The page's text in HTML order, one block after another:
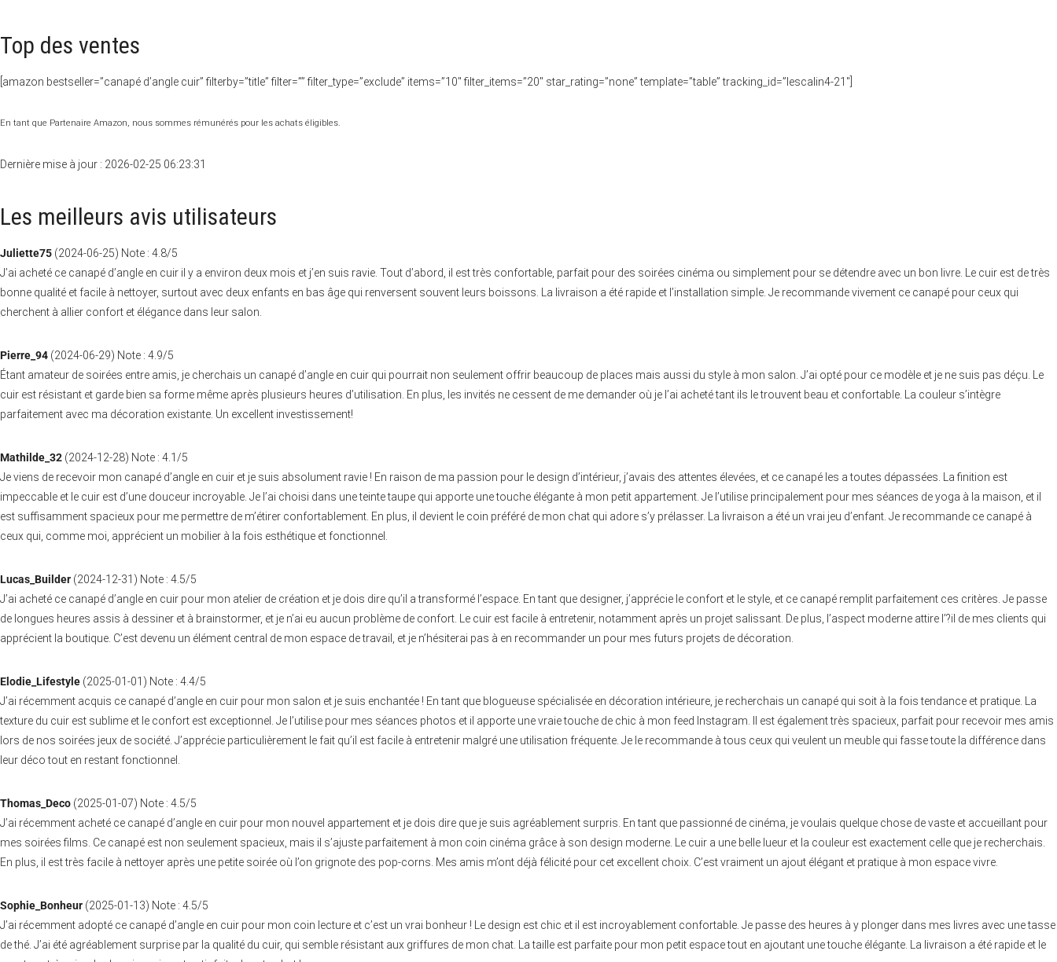
Top des ventes
[amazon bestseller=”canapé d’angle cuir” filterby=”title” filter=”” filter_type=”exclude” items=”10″ filter_items=”20″ star_rating=”none” template=”table” tracking_id=”lescalin4-21″]
En tant que Partenaire Amazon, nous sommes rémunérés pour les achats éligibles.
Dernière mise à jour : 2026-02-25 06:23:31
Les meilleurs avis utilisateurs
Juliette75 (2024-06-25) Note : 4.8/5
J’ai acheté ce canapé d’angle en cuir il y a environ deux mois et j’en suis ravie. Tout d’abord, il est très confortable, parfait pour des soirées cinéma ou simplement pour se détendre avec un bon livre. Le cuir est de très
bonne qualité et facile à nettoyer, surtout avec deux enfants en bas âge qui renversent souvent leurs boissons. La livraison a été rapide et l’installation simple. Je recommande vivement ce canapé pour ceux qui
cherchent à allier confort et élégance dans leur salon.
Pierre_94 (2024-06-29) Note : 4.9/5
Étant amateur de soirées entre amis, je cherchais un canapé d’angle en cuir qui pourrait non seulement offrir beaucoup de places mais aussi du style à mon salon. J’ai opté pour ce modèle et je ne suis pas déçu. Le
cuir est résistant et garde bien sa forme même après plusieurs heures d’utilisation. En plus, les invités ne cessent de me demander où je l’ai acheté tant ils le trouvent beau et confortable. La couleur s’intègre
parfaitement avec ma décoration existante. Un excellent investissement!
Mathilde_32 (2024-12-28) Note : 4.1 /5
Je viens de recevoir mon canapé d’angle en cuir et je suis absolument ravie ! En raison de ma passion pour le design d’intérieur, j’avais des attentes élevées, et ce canapé les a toutes dépassées. La finition est
impeccable et le cuir est d’une douceur incroyable. Je l’ai choisi dans une teinte taupe qui apporte une touche élégante à mon petit appartement. Je l’utilise principalement pour mes séances de yoga à la maison, et il
est suffisamment spacieux pour me permettre de m’étirer confortablement. En plus, il devient le coin préféré de mon chat qui adore s’y prélasser. La livraison a été un vrai jeu d’enfant. Je recommande ce canapé à
ceux qui, comme moi, apprécient un mobilier à la fois esthétique et fonctionnel.
Lucas_Builder (2024-12-31 ) Note : 4.5/5
J’ai acheté ce canapé d’angle en cuir pour mon atelier de création et je dois dire qu’il a transformé l’espace. En tant que designer, j’apprécie le confort et le style, et ce canapé remplit parfaitement ces critères. Je passe
de longues heures assis à dessiner et à brainstormer, et je n’ai eu aucun problème de confort. Le cuir est facile à entretenir, notamment après un projet salissant. De plus, l’aspect moderne attire l’?il de mes clients qui
apprécient la boutique. C’est devenu un élément central de mon espace de travail, et je n’hésiterai pas à en recommander un pour mes futurs projets de décoration.
Elodie_Lifestyle (2025-01-01 ) Note : 4.4/5
J’ai récemment acquis ce canapé d’angle en cuir pour mon salon et je suis enchantée ! En tant que blogueuse spécialisée en décoration intérieure, je recherchais un canapé qui soit à la fois tendance et pratique. La
texture du cuir est sublime et le confort est exceptionnel. Je l’utilise pour mes séances photos et il apporte une vraie touche de chic à mon feed Instagram. Il est également très spacieux, parfait pour recevoir mes amis
lors de nos soirées jeux de société. J’apprécie particulièrement le fait qu’il est facile à entretenir malgré une utilisation fréquente. Je le recommande à tous ceux qui veulent un meuble qui fasse toute la différence dans
leur déco tout en restant fonctionnel.
Thomas_Deco (2025-01-07) Note : 4.5/5
J’ai récemment acheté ce canapé d’angle en cuir pour mon nouvel appartement et je dois dire que je suis agréablement surpris. En tant que passionné de cinéma, je voulais quelque chose de vaste et accueillant pour
mes soirées films. Ce canapé est non seulement spacieux, mais il s’ajuste parfaitement à mon coin cinéma grâce à son design moderne. Le cuir a une belle lueur et la couleur est exactement celle que je recherchais.
En plus, il est très facile à nettoyer après une petite soirée où l’on grignote des pop-corns. Mes amis m’ont déjà félicité pour cet excellent choix. C’est vraiment un ajout élégant et pratique à mon espace vivre.
Sophie_Bonheur (2025-01-13) Note : 4.5/5
J’ai récemment adopté ce canapé d’angle en cuir pour mon coin lecture et c’est un vrai bonheur ! Le design est chic et il est incroyablement confortable. Je passe des heures à y plonger dans mes livres avec une tasse
de thé. J’ai été agréablement surprise par la qualité du cuir, qui semble résistant aux griffures de mon chat. La taille est parfaite pour mon petit espace tout en ajoutant une touche élégante. La livraison a été rapide et le